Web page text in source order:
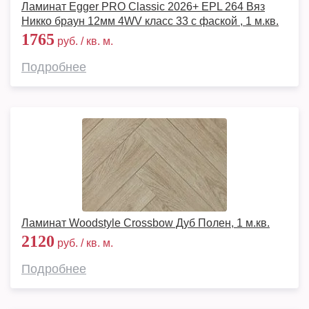
Ламинат Egger PRO Classic 2026+ EPL 264 Вяз
Никко браун 12мм 4WV класс 33 с фаской , 1 м.кв.
1765 руб. / кв. м.
Подробнее
Ламинат Woodstyle Crossbow Дуб Полен, 1 м.кв.
2120 руб. / кв. м.
Подробнее